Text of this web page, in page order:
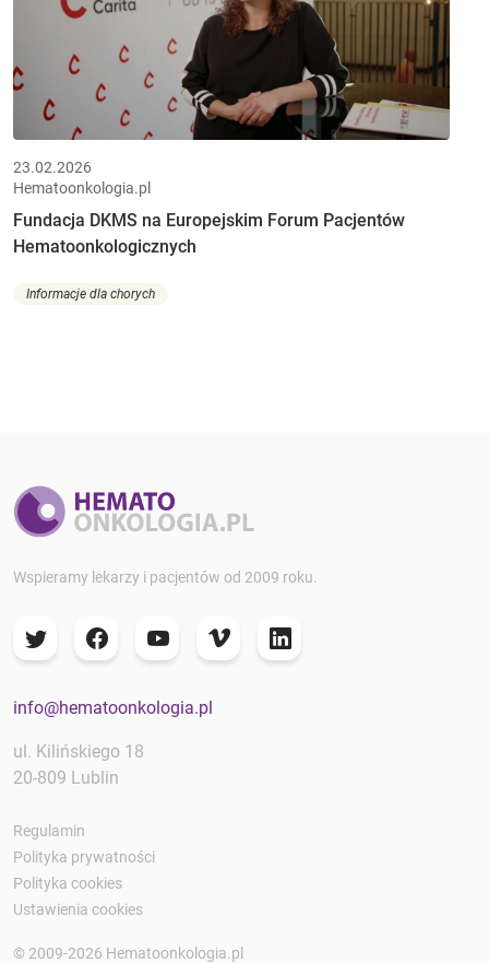
23.02.2026
Hematoonkologia.pl
Fundacja DKMS na Europejskim Forum Pacjentów
Hematoonkologicznych
Informacje dla chorych
Wspieramy lekarzy i pacjentów od 2009 roku.
info@hematoonkologia.pl
ul. Kilińskiego 18
20-809 Lublin
Regulamin
Polityka prywatności
Polityka cookies
Ustawienia cookies
© 2009-2026 Hematoonkologia.pl